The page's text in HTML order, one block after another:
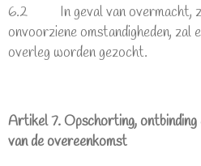
6.2 In geval van overmacht,
onvoorziene omstandigheden, zal
overleg worden gezocht.
Artikel 7. Opschorting, ontbinding
van de overeenkomst